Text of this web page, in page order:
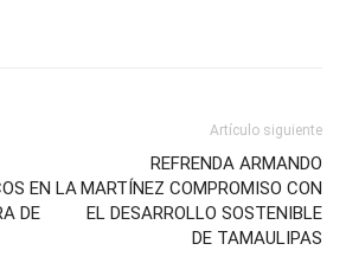
EN LA
DE
Artículo siguiente
REFRENDA ARMANDO
MARTÍNEZ COMPROMISO CON
EL DESARROLLO SOSTENIBLE
DE TAMAULIPAS